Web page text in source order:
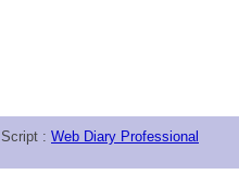
Script : Web Diary Professional